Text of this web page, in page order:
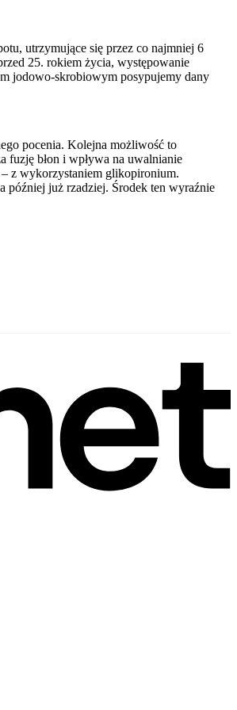
utrzymujące się przez co najmniej 6
25. rokiem życia, występowanie
jodowo-skrobiowym posypujemy dany
pocenia. Kolejna możliwość to
fuzję błon i wpływa na uwalnianie
– z wykorzystaniem glikopironium.
później już rzadziej. Środek ten wyraźnie